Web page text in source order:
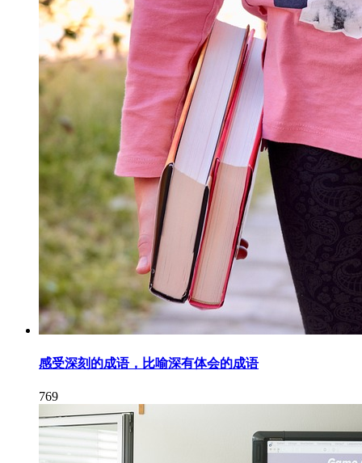
感受深刻的成语，比喻深有体会的成语
769